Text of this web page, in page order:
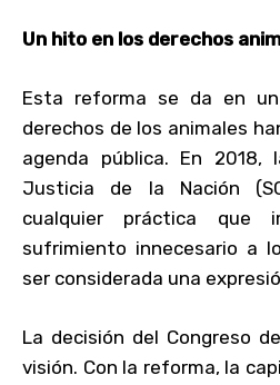
Un hito en los derechos
Esta reforma se da en
derechos de los animales
agenda pública. En 2018,
Justicia de la Nación
cualquier práctica que
sufrimiento innecesario a
ser considerada una
La decisión del Congreso
visión. Con la reforma, la